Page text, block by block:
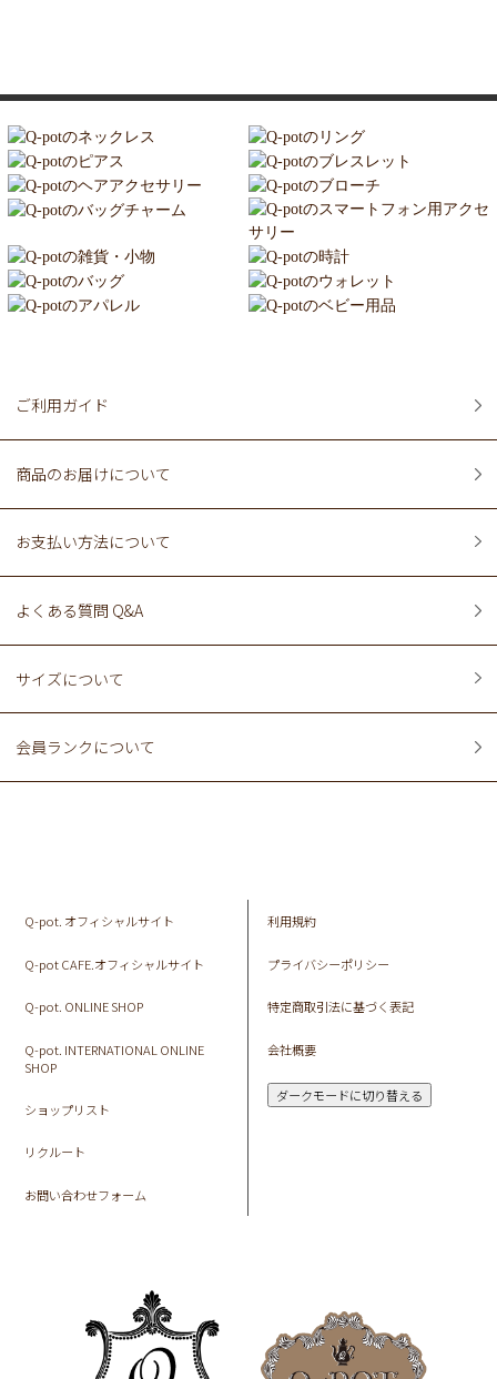
ご利用ガイド
商品のお届けについて
お支払い方法について
よくある質問 Q&A
サイズについて
会員ランクについて
Q-pot. オフィシャルサイト
Q-pot CAFE.オフィシャルサイト
Q-pot. ONLINE SHOP
Q-pot. INTERNATIONAL ONLINE
SHOP
ショップリスト
リクルート
お問い合わせフォーム
利用規約
プライバシーポリシー
特定商取引法に基づく表記
会社概要
ダークモードに切り替える